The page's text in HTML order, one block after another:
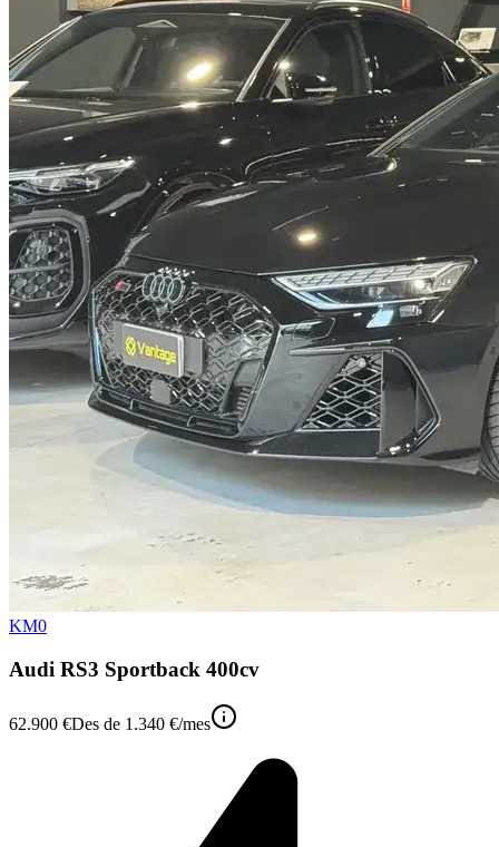
KM0
Audi RS3 Sportback 400cv
62.900 €Des de 1.340 €/mes